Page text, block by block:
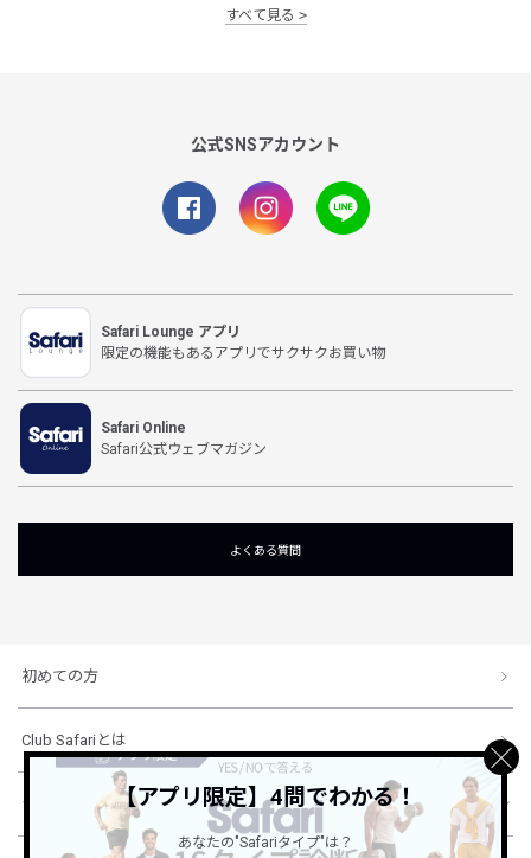
すべて見る
公式SNSアカウント
Safari Lounge アプリ
限定の機能もあるアプリでサクサクお買い物
Safari Online
Safari公式ウェブマガジン
よくある質問
初めての方
Club Safariとは
ショッピングガイド【アプリ限定】4問でわかる！
あなたの"Safariタイプ"は？